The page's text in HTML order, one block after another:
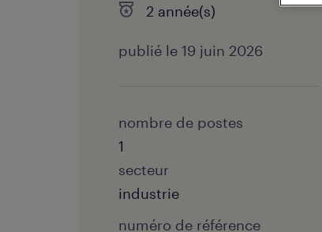
2 année(s)
publié le 19 juin 2026
nombre de postes
1
secteur
industrie
numéro de référence